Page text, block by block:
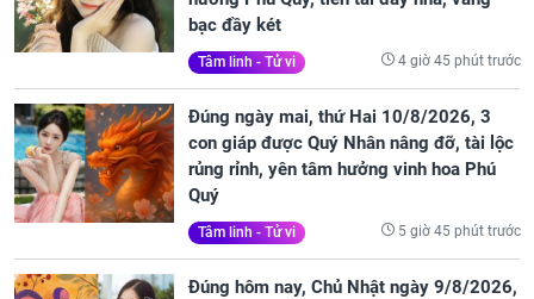
bạc đầy két
Tâm linh - Tử vi 4 giờ 45 phút trước
Đúng ngày mai, thứ Hai 10/8/2026, 3
con giáp được Quý Nhân nâng đỡ, tài lộc
rủng rỉnh, yên tâm hưởng vinh hoa Phú
Quý
Tâm linh - Tử vi 5 giờ 45 phút trước
Đúng hôm nay, Chủ Nhật ngày 9/8/2026,